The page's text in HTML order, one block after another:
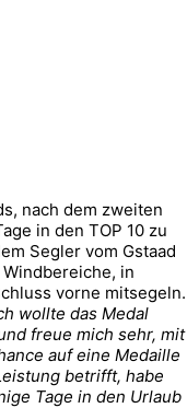
nach dem zweiten
in den TOP 10 zu
Segler vom Gstaad
in
vorne mitsegeln.
wollte das Medal
freue mich sehr, mit
auf eine Medaille
betrifft, habe
Tage in den Urlaub